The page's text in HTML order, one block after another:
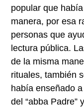
popular que
manera, por esa
personas que
lectura pública.
de la misma
rituales, también
había enseñado
del “abba Padre”